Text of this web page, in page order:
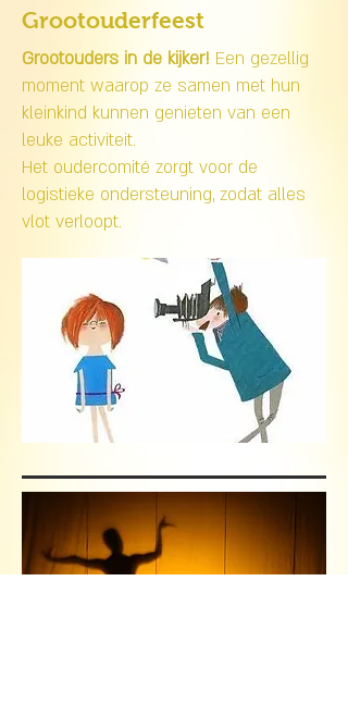
Grootouderfeest
Grootouders in de kijker! Een gezellig
moment waarop ze samen met hun
kleinkind kunnen genieten van een
leuke activiteit.
Het oudercomité zorgt voor de
logistieke ondersteuning, zodat alles
vlot verloopt.